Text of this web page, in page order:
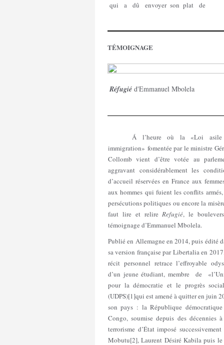
qui a dû envoyer son plat de
TÉMOIGNAGE
Réfugié d'Emmanuel Mbolela
Á l’heure où la «Loi asile
immigration» fomentée par le ministre
Collomb vient d’être votée au
aggravant considérablement les
d’accueil réservées en France aux
aux hommes qui fuient les conflits
persécutions politiques ou encore la
faut lire et relireRefugié, le
témoignage d’Emmanuel Mbolela.
Publié en Allemagne en 2014, puis édité
sa version française par Libertalia en
récit personnel retrace l’effroyable
d’un jeune étudiant, membre de
pour la démocratie et le progrès
(UDPS)[1]qui est amené à quitter en juin
son pays : la République
Congo, soumise depuis des décennies
terrorisme d’État imposé successivement
Mobutu[2], Laurent Désiré Kabila puis